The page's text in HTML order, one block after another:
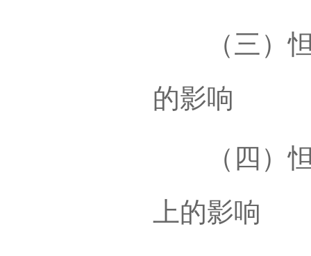
（三）怛
的影响
（四）怛
上的影响